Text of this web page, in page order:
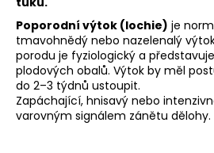
Poporodní výtok (lochie) je
tmavohnědý nebo nazelenalý
porodu je fyziologický a
plodových obalů. Výtok by měl
do 2–3 týdnů ustoupit.
Zapáchající, hnisavý nebo
varovným signálem zánětu dělohy.
b
u
j
e
t
e